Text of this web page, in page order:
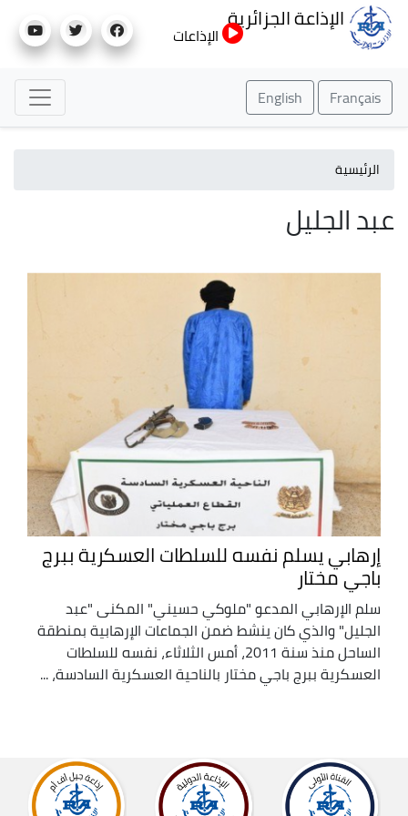
إلى
الإذاعة الجزائرية
الإذاعات
Français
English
الرئيسية
عبد الجليل
إرهابي يسلم نفسه للسلطات العسكرية ببرج
باجي مختار
سلم الإرهابي المدعو "ملوكي حسيني" المكنى "عبد
الجليل" والذي كان ينشط ضمن الجماعات الإرهابية بمنطقة
الساحل منذ سنة 2011، أمس الثلاثاء، نفسه للسلطات
العسكرية ببرج باجي مختار بالناحية العسكرية السادسة، ...